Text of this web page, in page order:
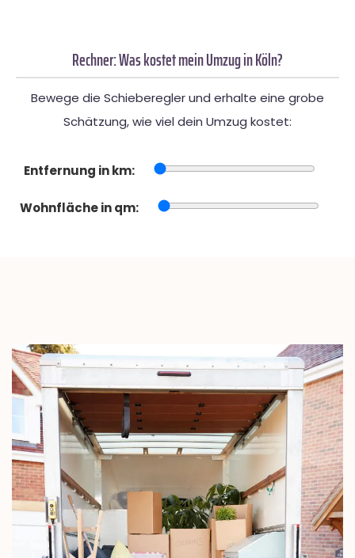
Rechner: Was kostet mein Umzug in Köln?
Bewege die Schieberegler und erhalte eine grobe
Schätzung, wie viel dein Umzug kostet:
Entfernung in km:
Wohnfläche in qm: